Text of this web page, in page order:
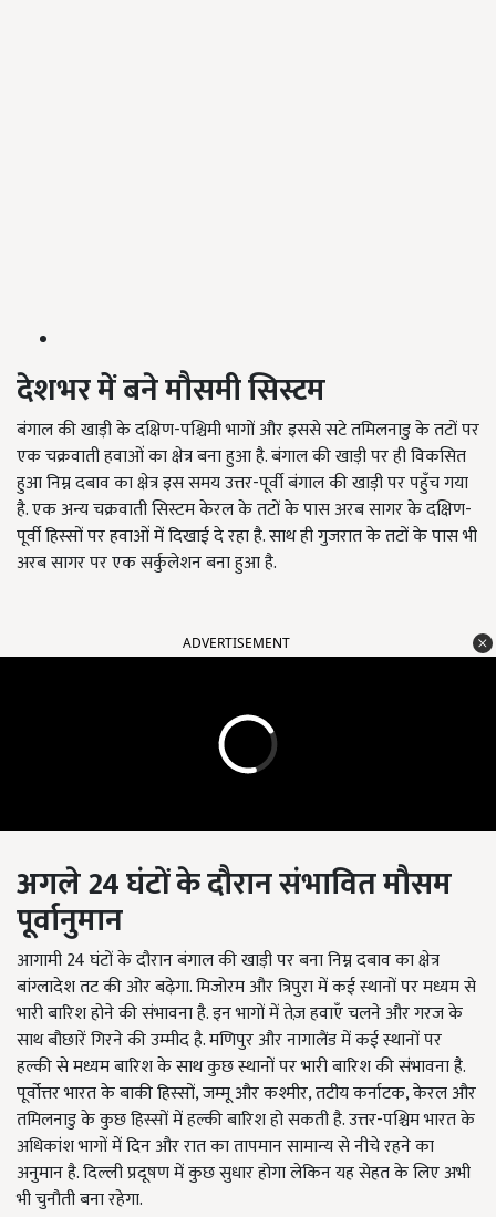
देशभर में बने मौसमी सिस्टम
बंगाल की खाड़ी के दक्षिण-पश्चिमी भागों और इससे सटे तमिलनाडु के तटों पर
एक चक्रवाती हवाओं का क्षेत्र बना हुआ है. बंगाल की खाड़ी पर ही विकसित
हुआ निम्न दबाव का क्षेत्र इस समय उत्तर-पूर्वी बंगाल की खाड़ी पर पहुँच गया
है. एक अन्य चक्रवाती सिस्टम केरल के तटों के पास अरब सागर के दक्षिण-
पूर्वी हिस्सों पर हवाओं में दिखाई दे रहा है. साथ ही गुजरात के तटों के पास भी
अरब सागर पर एक सर्कुलेशन बना हुआ है.
ADVERTISEMENT
अगले24घंटों के दौरान संभावित मौसम
पूर्वानुमान
आगामी 24 घंटों के दौरान बंगाल की खाड़ी पर बना निम्न दबाव का क्षेत्र
बांग्लादेश तट की ओर बढ़ेगा. मिजोरम और त्रिपुरा में कई स्थानों पर मध्यम से
भारी बारिश होने की संभावना है. इन भागों में तेज़ हवाएँ चलने और गरज के
साथ बौछारें गिरने की उम्मीद है. मणिपुर और नागालैंड में कई स्थानों पर
हल्की से मध्यम बारिश के साथ कुछ स्थानों पर भारी बारिश की संभावना है.
पूर्वोत्तर भारत के बाकी हिस्सों, जम्मू और कश्मीर, तटीय कर्नाटक, केरल और
तमिलनाडु के कुछ हिस्सों में हल्की बारिश हो सकती है. उत्तर-पश्चिम भारत के
अधिकांश भागों में दिन और रात का तापमान सामान्य से नीचे रहने का
अनुमान है. दिल्ली प्रदूषण में कुछ सुधार होगा लेकिन यह सेहत के लिए अभी
भी चुनौती बना रहेगा.